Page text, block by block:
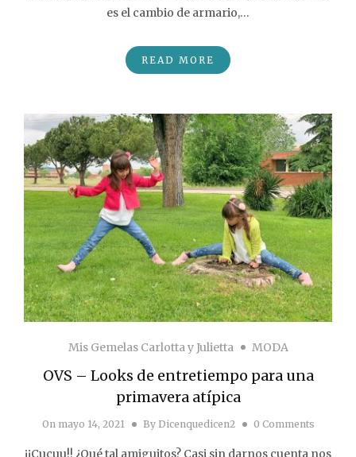
es el cambio de armario,…
READ MORE
Mis Gemelas Carlotta y Julietta MODA
OVS – Looks de entretiempo para una
primavera atípica
Onmayo 14, 2021 By Dicenquedicen2 0 Comments
¡¡Cucuu!! ¿Qué tal amiguitos? Casi sin darnos cuenta nos